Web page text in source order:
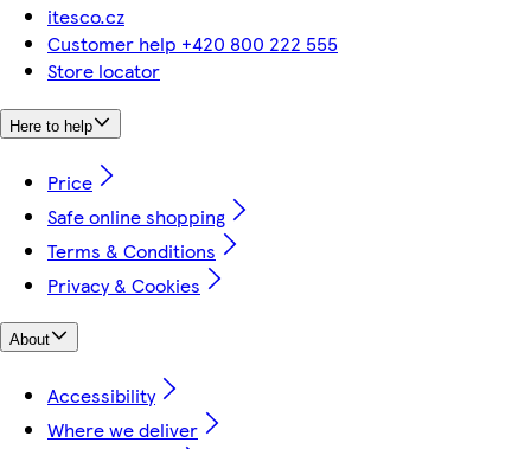
itesco.cz
Customer help +420 800 222 555
Store locator
Here to help
Price
Safe online shopping
Terms & Conditions
Privacy & Cookies
About
Accessibility
Where we deliver